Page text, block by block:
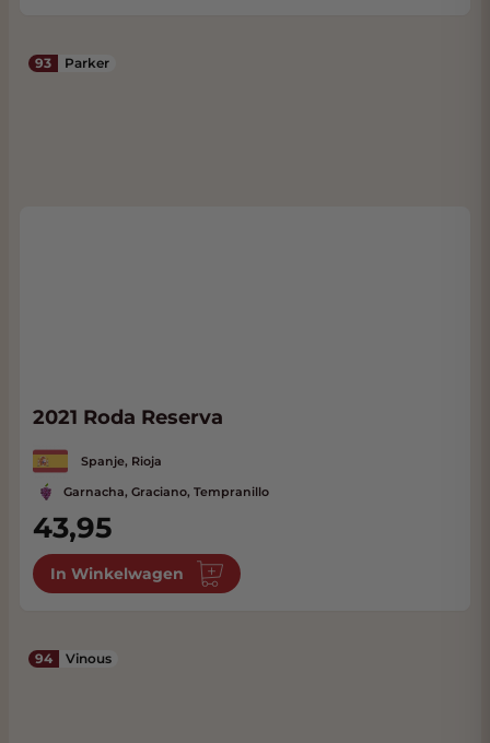
93 Parker
2021 Roda Reserva
Spanje, Rioja
Garnacha, Graciano, Tempranillo
43,95
In Winkelwagen
94 Vinous